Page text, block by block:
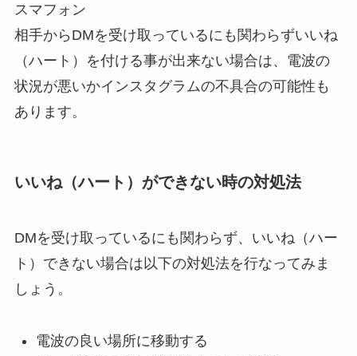
スマフォン
相手からDMを受け取っているにも関わらずいいね
（ハート）を付ける事が出来ない場合は、 電波の
状況が悪いかインスタグラムの不具合の可能性も
あります。
いいね（ハート）ができない時の対処法
DMを受け取っているにも関わらず、いいね（ハー
ト）できない場合は以下の対処法を行なってみま
しょう。
電波の良い場所に移動する